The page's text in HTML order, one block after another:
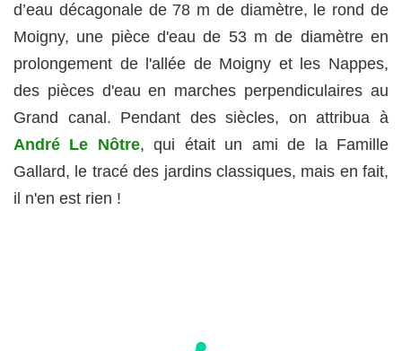
d’eau décagonale de 78 m de diamètre, le rond de
Moigny, une pièce d'eau de 53 m de diamètre en
prolongement de l'allée de Moigny et les Nappes,
des pièces d'eau en marches perpendiculaires au
Grand canal. Pendant des siècles, on attribua à
André Le Nôtre, qui était un ami de la Famille
Gallard, le tracé des jardins classiques, mais en fait,
il n'en est rien !